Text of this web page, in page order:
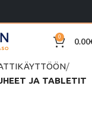
0 0.00
JA TABLETIT